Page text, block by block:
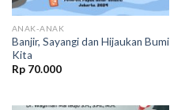
ANAK-ANAK
Banjir, Sayangi dan Hijaukan Bumi
Kita
Rp70.000